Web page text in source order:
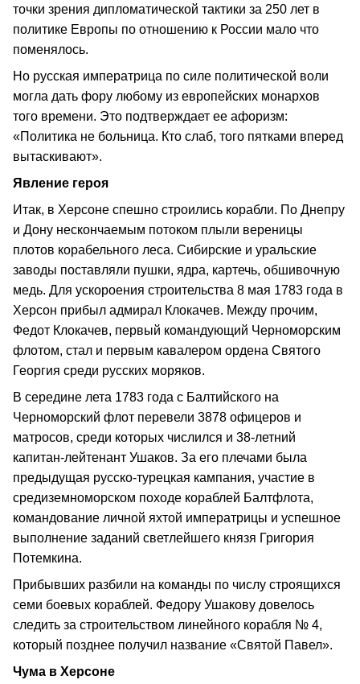
точки зрения дипломатической тактики за 250 лет в
политике Европы по отношению к России мало что
поменялось.
Но русская императрица по силе политической воли
могла дать фору любому из европейских монархов
того времени. Это подтверждает ее афоризм:
«Политика не больница. Кто слаб, того пятками вперед
вытаскивают».
Явление героя
Итак, в Херсоне спешно строились корабли. По Днепру
и Дону нескончаемым потоком плыли вереницы
плотов корабельного леса. Сибирские и уральские
заводы поставляли пушки, ядра, картечь, обшивочную
медь. Для ускороения строительства 8 мая 1783 года в
Херсон прибыл адмирал Клокачев. Между прочим,
Федот Клокачев, первый командующий Черноморским
флотом, стал и первым кавалером ордена Святого
Георгия среди русских моряков.
В середине лета 1783 года с Балтийского на
Черноморский флот перевели 3878 офицеров и
матросов, среди которых числился и 38-летний
капитан-лейтенант Ушаков. За его плечами была
предыдущая русско-турецкая кампания, участие в
средиземноморском походе кораблей Балтфлота,
командование личной яхтой императрицы и успешное
выполнение заданий светлейшего князя Григория
Потемкина.
Прибывших разбили на команды по числу строящихся
семи боевых кораблей. Федору Ушакову довелось
следить за строительством линейного корабля № 4,
который позднее получил название «Святой Павел».
Чума в Херсоне